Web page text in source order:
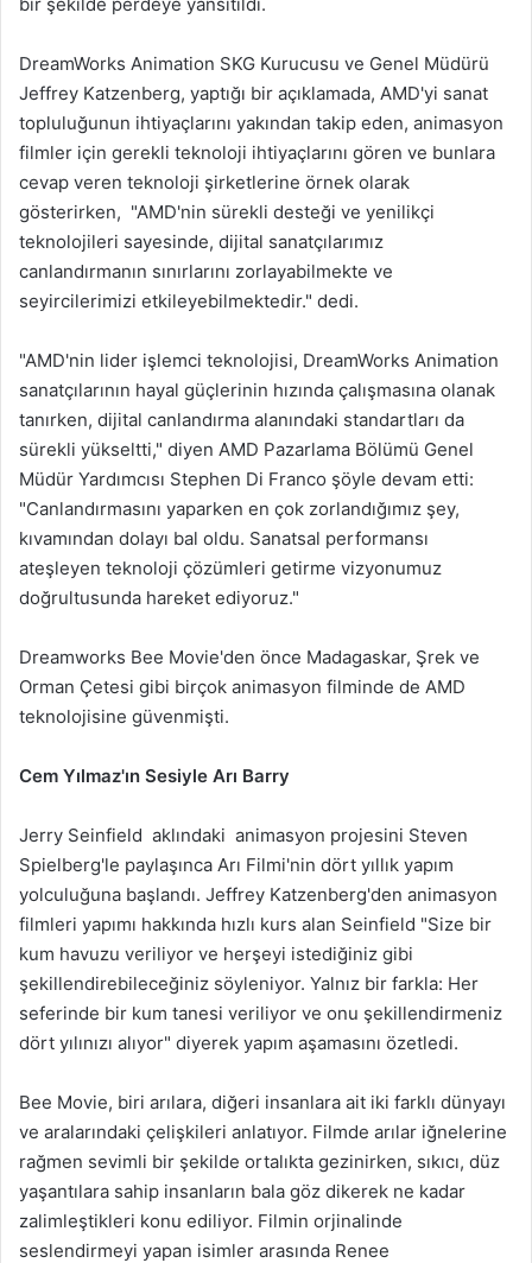
DreamWorks Animation SKG Kurucusu ve Genel Müdürü
Jeffrey Katzenberg, yaptığı bir açıklamada, AMD'yi sanat
topluluğunun ihtiyaçlarını yakından takip eden, animasyon
filmler için gerekli teknoloji ihtiyaçlarını gören ve bunlara
cevap veren teknoloji şirketlerine örnek olarak
gösterirken, "AMD'nin sürekli desteği ve yenilikçi
teknolojileri sayesinde, dijital sanatçılarımız
canlandırmanın sınırlarını zorlayabilmekte ve
seyircilerimizi etkileyebilmektedir." dedi.
"AMD'nin lider işlemci teknolojisi, DreamWorks Animation
sanatçılarının hayal güçlerinin hızında çalışmasına olanak
tanırken, dijital canlandırma alanındaki standartları da
sürekli yükseltti," diyen AMD Pazarlama Bölümü Genel
Müdür Yardımcısı Stephen Di Franco şöyle devam etti:
"Canlandırmasını yaparken en çok zorlandığımız şey,
kıvamından dolayı bal oldu. Sanatsal performansı
ateşleyen teknoloji çözümleri getirme vizyonumuz
doğrultusunda hareket ediyoruz."
Dreamworks Bee Movie'den önce Madagaskar, Şrek ve
Orman Çetesi gibi birçok animasyon filminde de AMD
teknolojisine güvenmişti.
Cem Yılmaz'ın Sesiyle Arı Barry
Jerry Seinfield aklındaki animasyon projesini Steven
Spielberg'le paylaşınca Arı Filmi'nin dört yıllık yapım
yolculuğuna başlandı. Jeffrey Katzenberg'den animasyon
filmleri yapımı hakkında hızlı kurs alan Seinfield "Size bir
kum havuzu veriliyor ve herşeyi istediğiniz gibi
şekillendirebileceğiniz söyleniyor. Yalnız bir farkla: Her
seferinde bir kum tanesi veriliyor ve onu şekillendirmeniz
dört yılınızı alıyor" diyerek yapım aşamasını özetledi.
Bee Movie, biri arılara, diğeri insanlara ait iki farklı dünyayı
ve aralarındaki çelişkileri anlatıyor. Filmde arılar iğnelerine
rağmen sevimli bir şekilde ortalıkta gezinirken, sıkıcı, düz
yaşantılara sahip insanların bala göz dikerek ne kadar
zalimleştikleri konu ediliyor. Filmin orjinalinde
seslendirmeyi yapan isimler arasında Renee